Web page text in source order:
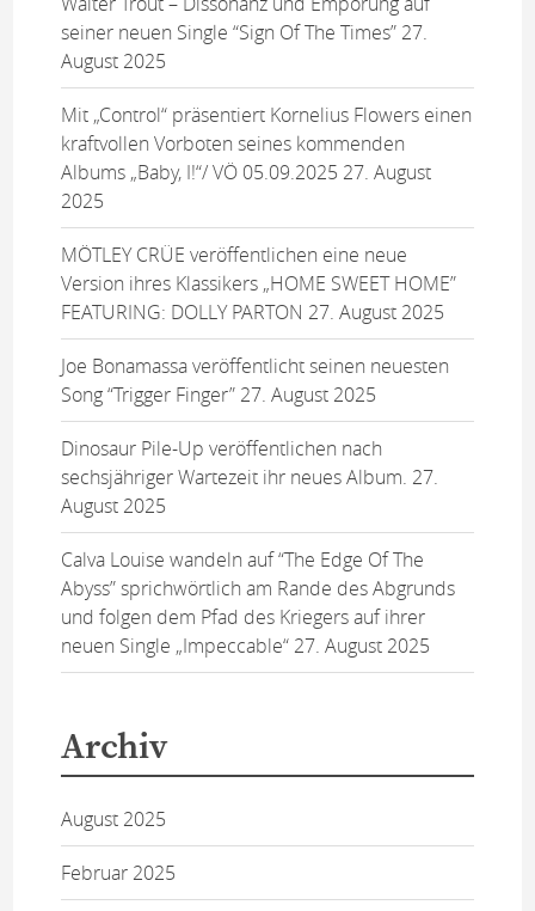
seiner neuen Single “Sign Of The Times” 27.
August 2025
Mit „Control“ präsentiert Kornelius Flowers einen
kraftvollen Vorboten seines kommenden
Albums „Baby, I!“/ VÖ 05.09.2025 27. August
2025
MÖTLEY CRÜE veröffentlichen eine neue
Version ihres Klassikers „HOME SWEET HOME”
FEATURING: DOLLY PARTON 27. August 2025
Joe Bonamassa veröffentlicht seinen neuesten
Song “Trigger Finger” 27. August 2025
Dinosaur Pile-Up veröffentlichen nach
sechsjähriger Wartezeit ihr neues Album. 27.
August 2025
Calva Louise wandeln auf “The Edge Of The
Abyss” sprichwörtlich am Rande des Abgrunds
und folgen dem Pfad des Kriegers auf ihrer
neuen Single „Impeccable“ 27. August 2025
Archiv
August 2025
Februar 2025